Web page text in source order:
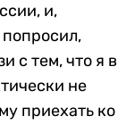
и,
попросил,
с тем, что я в
не
приехать ко